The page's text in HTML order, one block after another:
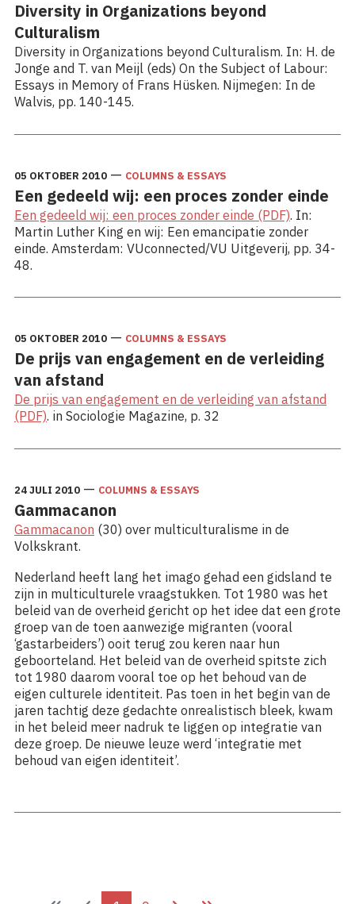
Diversity in Organizations beyond
Culturalism
Diversity in Organizations beyond Culturalism. In: H. de
Jonge and T. van Meijl (eds) On the Subject of Labour:
Essays in Memory of Frans Hüsken. Nijmegen: In de
Walvis, pp. 140-145.
05 OKTOBER 2010 — COLUMNS & ESSAYS
Een gedeeld wij: een proces zonder einde
Een gedeeld wij: een proces zonder einde (PDF). In:
Martin Luther King en wij: Een emancipatie zonder
einde. Amsterdam: VUconnected/VU Uitgeverij, pp. 34-
48.
05 OKTOBER 2010 — COLUMNS & ESSAYS
De prijs van engagement en de verleiding
van afstand
De prijs van engagement en de verleiding van afstand
(PDF). in Sociologie Magazine, p. 32
24 JULI 2010 — COLUMNS & ESSAYS
Gammacanon
Gammacanon (30) over multiculturalisme in de
Volkskrant.
Nederland heeft lang het imago gehad een gidsland te
zijn in multiculturele vraagstukken. Tot 1980 was het
beleid van de overheid gericht op het idee dat een grote
groep van de toen aanwezige migranten (vooral
‘gastarbeiders’) ooit terug zou keren naar hun
geboorteland. Het beleid van de overheid spitste zich
tot 1980 daarom vooral toe op het behoud van de
eigen culturele identiteit. Pas toen in het begin van de
jaren tachtig deze gedachte onrealistisch bleek, kwam
in het beleid meer nadruk te liggen op integratie van
deze groep. De nieuwe leuze werd ‘integratie met
behoud van eigen identiteit’.